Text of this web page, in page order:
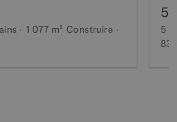
1 077 m² Construire
5
5